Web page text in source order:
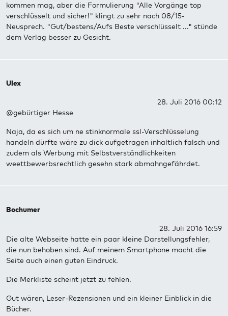
kommen mag, aber die Formulierung "Alle Vorgänge top
verschlüsselt und sicher!" klingt zu sehr nach 08/15-
Neusprech. "Gut/bestens/Aufs Beste verschlüsselt ..." stünde
dem Verlag besser zu Gesicht.
Ulex
28. Juli 2016 00:12
@gebürtiger Hesse
Naja, da es sich um ne stinknormale ssl-Verschlüsselung
handeln dürfte wäre zu dick aufgetragen inhaltlich falsch und
zudem als Werbung mit Selbstverständlichkeiten
weettbewerbsrechtlich gesehn stark abmahngefährdet.
Bochumer
28. Juli 2016 16:59
Die alte Webseite hatte ein paar kleine Darstellungsfehler,
die nun behoben sind. Auf meinem Smartphone macht die
Seite auch einen guten Eindruck.
Die Merkliste scheint jetzt zu fehlen.
Gut wären, Leser-Rezensionen und ein kleiner Einblick in die
Bücher.